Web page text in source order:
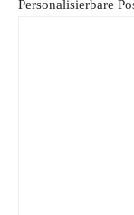
Personalisierbare